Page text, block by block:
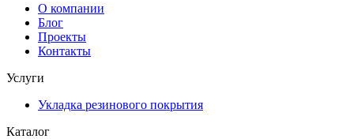
О компании
Блог
Проекты
Контакты
Услуги
Укладка резинового покрытия
Каталог